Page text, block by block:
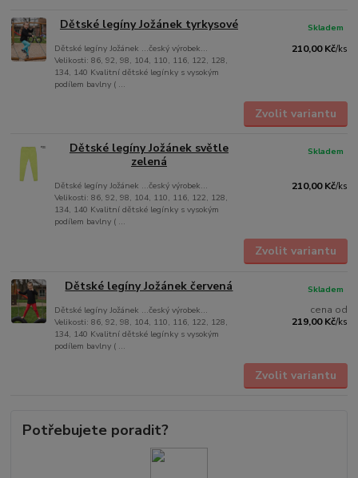
Dětské legíny Jožánek tyrkysové
Dětské legíny Jožánek ...český výrobek...
Velikosti: 86, 92, 98, 104, 110, 116, 122, 128,
134, 140 Kvalitní dětské legínky s vysokým
podílem bavlny ( ...
210,00 Kč/ks
Skladem
Zvolit variantu
Dětské legíny Jožánek světle
zelená
Dětské legíny Jožánek ...český výrobek...
Velikosti: 86, 92, 98, 104, 110, 116, 122, 128,
134, 140 Kvalitní dětské legínky s vysokým
podílem bavlny ( ...
210,00 Kč/ks
Skladem
Zvolit variantu
Dětské legíny Jožánek červená
Dětské legíny Jožánek ...český výrobek...
Velikosti: 86, 92, 98, 104, 110, 116, 122, 128,
134, 140 Kvalitní dětské legínky s vysokým
podílem bavlny ( ...
cena od
219,00 Kč/ks
Skladem
Zvolit variantu
Potřebujete poradit?